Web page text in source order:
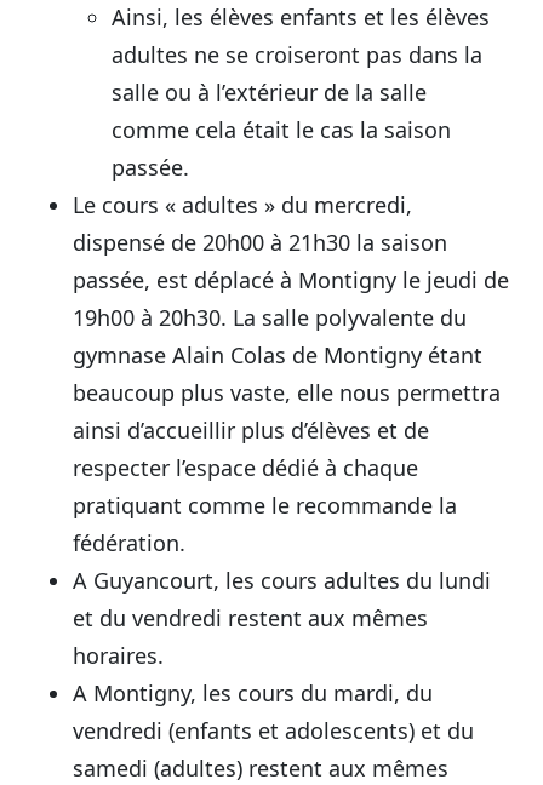
Ainsi, les élèves enfants et les élèves
adultes ne se croiseront pas dans la
salle ou à l’extérieur de la salle
comme cela était le cas la saison
passée.
Le cours « adultes » du mercredi,
dispensé de 20h00 à 21h30 la saison
passée, est déplacé à Montigny le jeudi de
19h00 à 20h30. La salle polyvalente du
gymnase Alain Colas de Montigny étant
beaucoup plus vaste, elle nous permettra
ainsi d’accueillir plus d’élèves et de
respecter l’espace dédié à chaque
pratiquant comme le recommande la
fédération.
A Guyancourt, les cours adultes du lundi
et du vendredi restent aux mêmes
horaires.
A Montigny, les cours du mardi, du
vendredi (enfants et adolescents) et du
samedi (adultes) restent aux mêmes